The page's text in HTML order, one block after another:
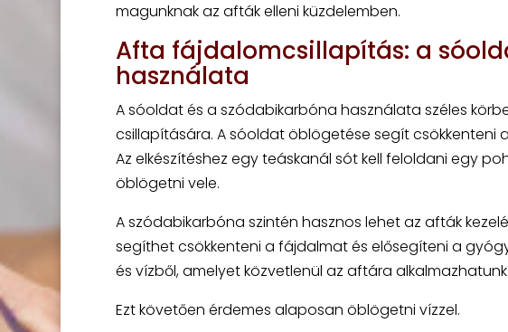
magunknak az afták elleni küzdelemben.
Afta fájdalomcsillapítás: a
használata
A sóoldat és a szódabikarbóna használata széles
csillapítására. A sóoldat öblögetése segít csökkenteni
Az elkészítéshez egy teáskanál sót kell feloldani egy
öblögetni vele.
A szódabikarbóna szintén hasznos lehet az afták
segíthet csökkenteni a fájdalmat és elősegíteni a
és vízből, amelyet közvetlenül az aftára alkalmazhatunk.
Ezt követően érdemes alaposan öblögetni vízzel.